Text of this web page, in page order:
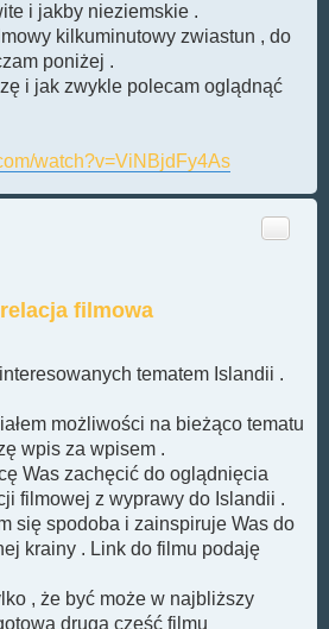
i jakby nieziemskie .
kilkuminutowy zwiastun , do
poniżej .
i jak zwykle polecam oglądnąć
watch?v=ViNBjdFy4As
filmowa
tematem Islandii .
możliwości na bieżąco tematu
wpis za wpisem .
Was zachęcić do oglądnięcia
filmowej z wyprawy do Islandii .
się spodoba i zainspiruje Was do
krainy . Link do filmu podaję
, że być może w najbliższy
druga część filmu